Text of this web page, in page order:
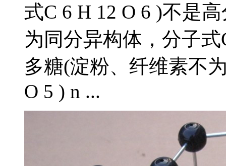
式C 6 H 12 O 6 )不是
为同分异构体，分子式
多糖(淀粉、纤维素不
O 5 ) n ...